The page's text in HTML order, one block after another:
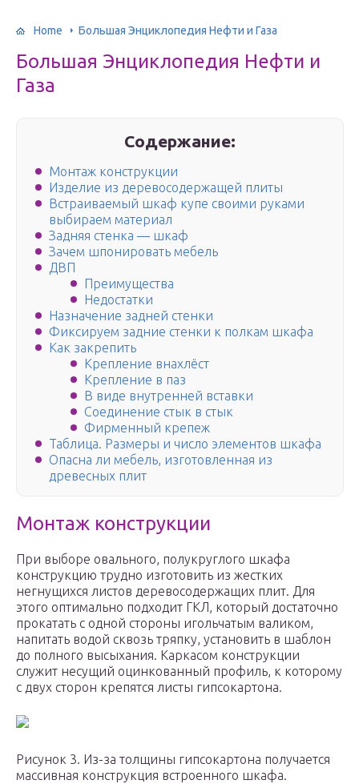
Home Большая Энциклопедия Нефти и Газа
Большая Энциклопедия Нефти и
Газа
Содержание:
Монтаж конструкции
Изделие из деревосодержащей плиты
Встраиваемый шкаф купе своими руками
выбираем материал
Задняя стенка — шкаф
Зачем шпонировать мебель
ДВП
Преимущества
Недостатки
Назначение задней стенки
Фиксируем задние стенки к полкам шкафа
Как закрепить
Крепление внахлёст
Крепление в паз
В виде внутренней вставки
Соединение стык в стык
Фирменный крепеж
Таблица. Размеры и число элементов шкафа
Опасна ли мебель, изготовленная из
древесных плит
Монтаж конструкции
При выборе овального, полукруглого шкафа
конструкцию трудно изготовить из жестких
негнущихся листов деревосодержащих плит. Для
этого оптимально подходит ГКЛ, который достаточно
прокатать с одной стороны игольчатым валиком,
напитать водой сквозь тряпку, установить в шаблон
до полного высыхания. Каркасом конструкции
служит несущий оцинкованный профиль, к которому
с двух сторон крепятся листы гипсокартона.
Рисунок 3. Из-за толщины гипсокартона получается
массивная конструкция встроенного шкафа.